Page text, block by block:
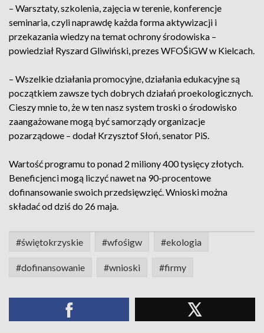
– Warsztaty, szkolenia, zajęcia w terenie, konferencje
seminaria, czyli naprawdę każda forma aktywizacji i
przekazania wiedzy na temat ochrony środowiska –
powiedział Ryszard Gliwiński, prezes WFOŚiGW w Kielcach.
– Wszelkie działania promocyjne, działania edukacyjne są
początkiem zawsze tych dobrych działań proekologicznych.
Cieszy mnie to, że w ten nasz system troski o środowisko
zaangażowane mogą być samorządy organizacje
pozarządowe – dodał Krzysztof Słoń, senator PiS.
Wartość programu to ponad 2 miliony 400 tysięcy złotych.
Beneficjenci mogą liczyć nawet na 90-procentowe
dofinansowanie swoich przedsięwzięć. Wnioski można
składać od dziś do 26 maja.
#świętokrzyskie #wfośigw #ekologia
#dofinansowanie #wnioski #firmy